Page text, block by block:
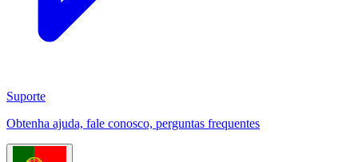
Suporte
Obtenha ajuda, fale conosco, perguntas frequentes